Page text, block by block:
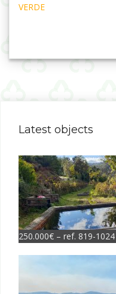
VERDE
Latest objects
250.000€ – ref. 819-